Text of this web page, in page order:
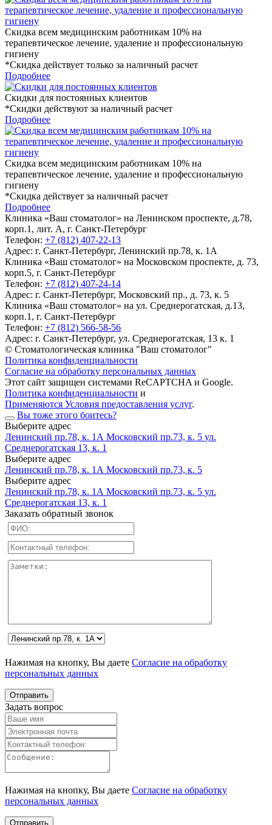
Скидка всем медицинским работникам 10% на
терапевтическое лечение, удаление и профессиональную
гигиену
*Скидка действует только за наличный расчет
Подробнее
Скидки для постоянных клиентов
*Скидки действуют за наличный расчет
Подробнее
Скидка всем медицинским работникам 10% на
терапевтическое лечение, удаление и профессиональную
гигиену
*Скидка действует за наличный расчет
Подробнее
Клиника «Ваш стоматолог» на Ленинском проспекте, д.78,
корп.1, лит. А, г. Санкт-Петербург
Телефон: +7 (812) 407-22-13
Адрес: г. Санкт-Петербург, Ленинский пр.78, к. 1А
Клиника «Ваш стоматолог» на Московском проспекте, д. 73,
корп.5, г. Санкт-Петербург
Телефон: +7 (812) 407-24-14
Адрес: г. Санкт-Петербург, Московский пр., д. 73, к. 5
Клиника «Ваш стоматолог» на ул. Среднерогатская, д.13,
корп.1, г. Санкт-Петербург
Телефон: +7 (812) 566-58-56
Адрес: г. Санкт-Петербург, ул. Среднерогатская, 13 к. 1
© Стоматологическая клиника "Ваш стоматолог"
Политика конфиденциальности
Согласие на обработку персональных данных
Этот сайт защищен системами ReCAPTCHA и Google.
Политика конфиденциальности и
Применяются Условия предоставления услуг.
Вы тоже этого боитесь?
Выберите адрес
Ленинский пр.78, к. 1А Московский пр.73, к. 5 ул.
Среднерогатская 13, к. 1
Выберите адрес
Ленинский пр.78, к. 1А Московский пр.73, к. 5
Выберите адрес
Ленинский пр.78, к. 1А Московский пр.73, к. 5 ул.
Среднерогатская 13, к. 1
Заказать обратный звонок
Нажимая на кнопку, Вы даете Согласие на обработку
персональных данных
Задать вопрос
Нажимая на кнопку, Вы даете Согласие на обработку
персональных данных